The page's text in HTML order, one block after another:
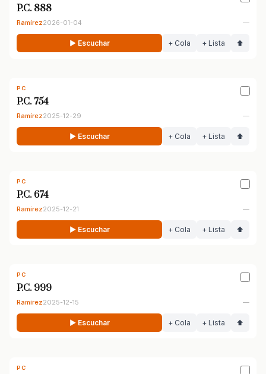
P.C. 888
Ramírez2026-01-04 —
▶ Escuchar + Cola + Lista ⬆
PC
P.C. 754
Ramírez2025-12-29 —
▶ Escuchar + Cola + Lista ⬆
PC
P.C. 674
Ramírez2025-12-21 —
▶ Escuchar + Cola + Lista ⬆
PC
P.C. 999
Ramírez2025-12-15 —
▶ Escuchar + Cola + Lista ⬆
PC